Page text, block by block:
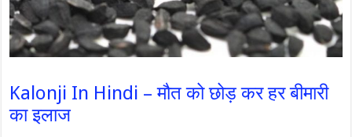
Kalonji In Hindi – मौत को छोड़ कर हर बीमारी
का इलाज